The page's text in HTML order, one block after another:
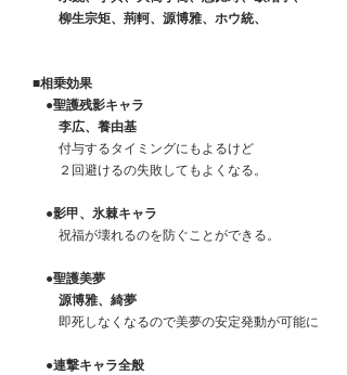
柳生宗矩、荊軻、源博雅、ホウ統、
■相乗効果
●聖護残影キャラ
李広、養由基
付与するタイミングにもよるけど
２回避けるの失敗してもよくなる。
●影甲、氷棘キャラ
祝福が壊れるのを防ぐことができる。
●聖護美夢
源博雅、綺夢
即死しなくなるので美夢の安定発動が可能に
●連撃キャラ全般